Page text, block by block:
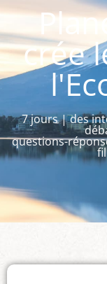
crée
7 jours | des
questions-